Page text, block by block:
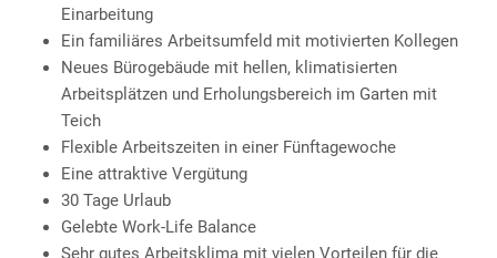
Einarbeitung
Ein familiäres Arbeitsumfeld mit motivierten Kollegen
Neues Bürogebäude mit hellen, klimatisierten
Arbeitsplätzen und Erholungsbereich im Garten mit
Teich
Flexible Arbeitszeiten in einer Fünftagewoche
Eine attraktive Vergütung
30 Tage Urlaub
Gelebte Work-Life Balance